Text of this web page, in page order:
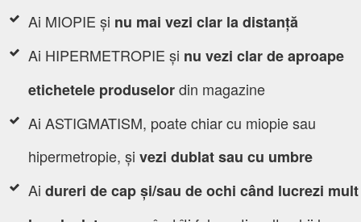
Ai MIOPIE și nu mai vezi clar la distanță
Ai HIPERMETROPIE și nu vezi clar de aproape
etichetele produselordin magazine
Ai ASTIGMATISM, poate chiar cu miopie sau
hipermetropie, și vezi dublat sau cu umbre
Ai dureri de cap și/sau de ochi când lucrezi mult